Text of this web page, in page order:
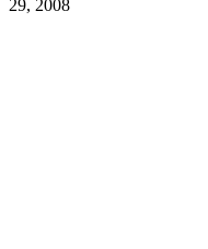
29, 2008